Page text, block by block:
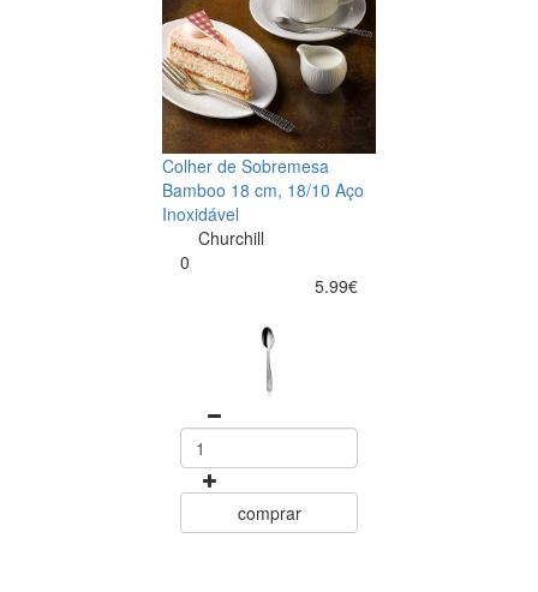
Colher de Sobremesa
Bamboo 18 cm, 18/10 Aço
Inoxidável
Churchill
0
5.99€
comprar